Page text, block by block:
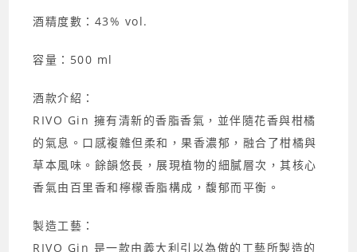
酒精度數：43% vol.
容量：500 ml
酒款介紹：
RIVO Gin 擁有清新的香脂香氣，並伴隨花香與柑橘
的氣息。口感複雜但柔和，果香濃郁，融合了柑橘與
草本風味。餘韻悠長，展現植物的細膩層次，其核心
香氣由百里香和檸檬香脂構成，馥郁而平衡。
製造工藝：
RIVO Gin 是一款由義大利引以為傲的工藝所製造的